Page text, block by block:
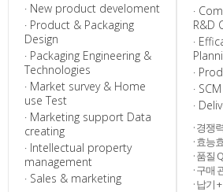
· New product develoment
· Product & Packaging
Design
· Packaging Engineering &
Technologies
· Market survey & Home
use Test
· Marketing support Data
creating
· Intellectual property
management
· Sales & marketing
·
R&D
·
·
· SCM
·
· 경쟁
· 효능
· 품질
· 구매
· 납기